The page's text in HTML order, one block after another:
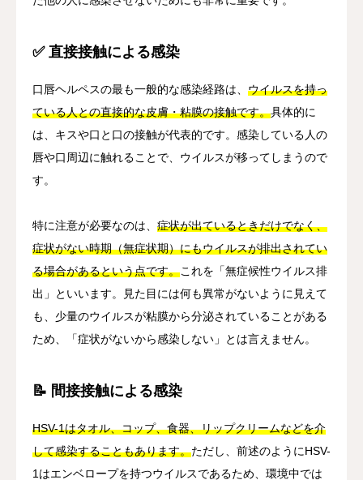
✅ 直接接触による感染
口唇ヘルペスの最も一般的な感染経路は、 ウイルスを持っ
ている人との直接的な皮膚・粘膜の接触です。具体的に
は、キスや口と口の接触が代表的です。感染している人の
唇や口周辺に触れることで、ウイルスが移ってしまうので
す。
特に注意が必要なのは、 症状が出ているときだけでなく、
症状がない時期（無症状期）にもウイルスが排出されてい
る場合があるという点です。これを「無症候性ウイルス排
出」といいます。見た目には何も異常がないように見えて
も、少量のウイルスが粘膜から分泌されていることがある
ため、「症状がないから感染しない」とは言えません。
📝 間接接触による感染
HSV-1はタオル、コップ、食器、リップクリームなどを介
して感染することもあります。ただし、前述のようにHSV-
1はエンベロープを持つウイルスであるため、環境中では